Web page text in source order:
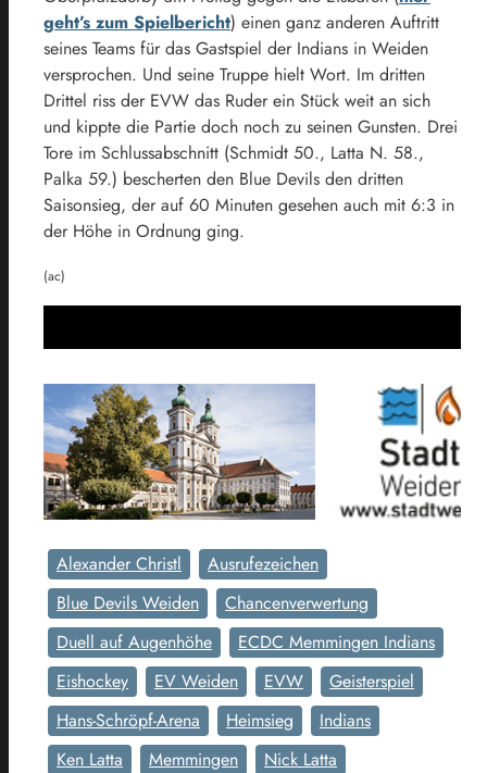
geht’s zum Spielbericht) einen ganz anderen Auftritt
seines Teams für das Gastspiel der Indians in Weiden
versprochen. Und seine Truppe hielt Wort. Im dritten
Drittel riss der EVW das Ruder ein Stück weit an sich
und kippte die Partie doch noch zu seinen Gunsten. Drei
Tore im Schlussabschnitt (Schmidt 50., Latta N. 58.,
Palka 59.) bescherten den Blue Devils den dritten
Saisonsieg, der auf 60 Minuten gesehen auch mit 6:3 in
der Höhe in Ordnung ging.
(ac)
Alexander Christl
Ausrufezeichen
Blue Devils Weiden
Chancenverwertung
Duell auf Augenhöhe
ECDC Memmingen Indians
Eishockey
EV Weiden EVW
Geisterspiel
Hans-Schröpf-Arena
Heimsieg
Indians
Ken Latta
Memmingen
Nick Latta